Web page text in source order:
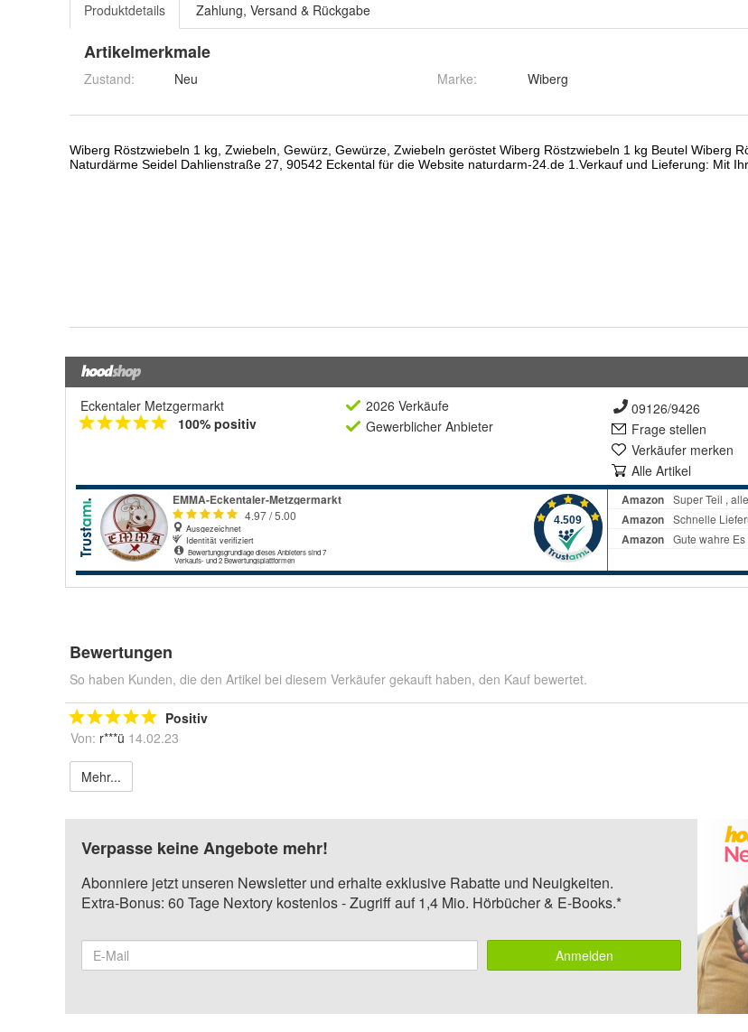
Produktdetails Zahlung, Versand & Rückgabe
Artikelmerkmale
Zustand: Neu Marke: Wiberg
Eckentaler Metzgermarkt
100% positiv
2026 Verkäufe
Gewerblicher Anbieter
09126/9426
Frage stellen
Verkäufer merken
Alle Artikel
Bewertungen
So haben Kunden, die den Artikel bei diesem Verkäufer gekauft haben, den Kauf bewertet.
Positiv
Von: r***ü 14.02.23
Mehr...
Verpasse keine Angebote mehr!
Abonniere jetzt unseren Newsletter und erhalte exklusive Rabatte und Neuigkeiten.
Extra-Bonus: 60 Tage Nextory kostenlos - Zugriff auf 1,4 Mio. Hörbücher & E-Books.*
Anmelden